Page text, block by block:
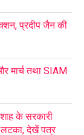
प्रदीप जैन की
मार्च तथा SIAM
के सरकारी
लटका, देखें पत्र